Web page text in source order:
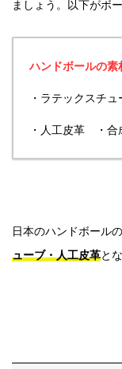
ましょう。以下がボ
ハンドボールの素
・ラテックスチ
・人工皮革 ・
日本のハンドボール
ューブ・人工皮革と